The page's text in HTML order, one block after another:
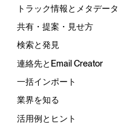
トラック情報とメタデータ
共有・提案・見せ方
検索と発見
連絡先とEmail Creator
一括インポート
業界を知る
活用例とヒント